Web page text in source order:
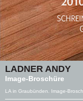
LADNER ANDY
Image-Broschüre
LA in Graubünden. Image-